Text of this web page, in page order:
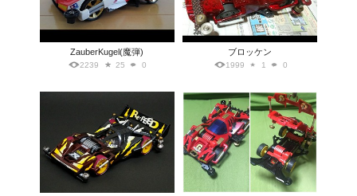
ZauberKugel(魔弾)
2239 25 0
ブロッケン
1999 1 0